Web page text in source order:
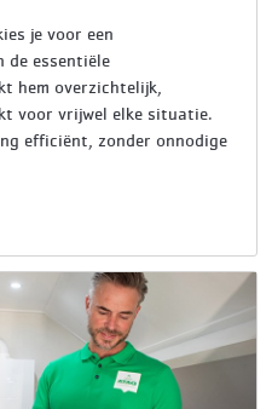
je voor een
de essentiële
hem overzichtelijk,
voor vrijwel elke situatie.
efficiënt, zonder onnodige